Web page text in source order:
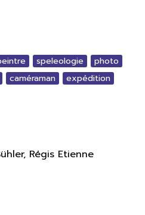
speleologie
photo
caméraman
expédition
Régis Etienne